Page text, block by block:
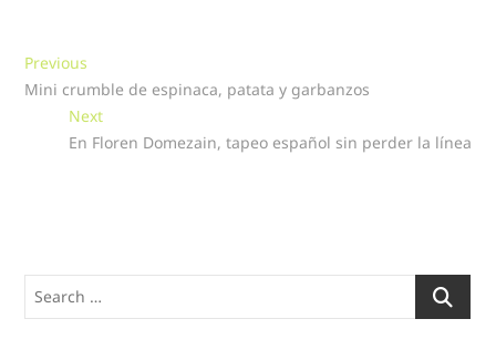
Navegación
de
entradas
Previous
post:
Mini crumble de espinaca, patata y garbanzos
NextNext
post:
En Floren Domezain, tapeo español sin perder la línea
Search
…